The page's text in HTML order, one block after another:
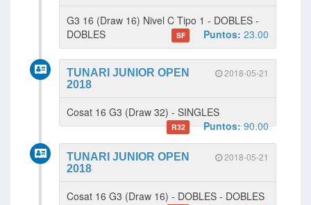
G3 16 (Draw 16) Nivel C Tipo 1 - DOBLES -
DOBLES
SF Puntos: 23.00
2018-05-21
TUNARI JUNIOR OPEN
2018
Cosat 16 G3 (Draw 32) - SINGLES
R32 Puntos:90.00
2018-05-21
TUNARI JUNIOR OPEN
2018
Cosat 16 G3 (Draw 16) - DOBLES - DOBLES